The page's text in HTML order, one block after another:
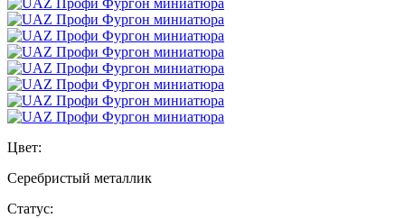
Цвет:
Серебристый металлик
Статус: